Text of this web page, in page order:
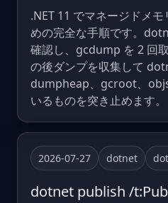
.NET 11 でマネージドメ
めの完全な手順です。
確認し、gcdump を 2 回
の後ダンプを収集して
dumpheap、gcroot、
いるものを突き止めます。
2026-07-27 dotnet
dotnet publish /